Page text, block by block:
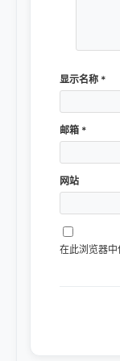
显示名称 *
邮箱 *
网站
在此浏览器